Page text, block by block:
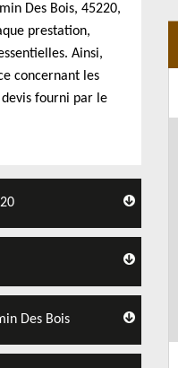
Des Bois, 45220,
prestation,
Ainsi,
concernant les
fourni par le
Des Bois